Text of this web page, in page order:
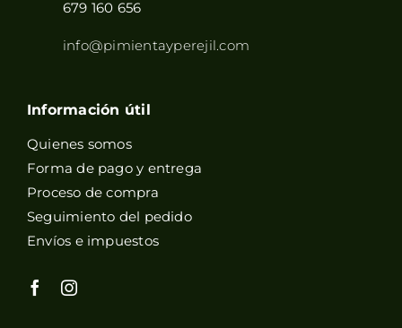
679 160 656
info@pimientayperejil.com
Información útil
Quienes somos
Forma de pago y entrega
Proceso de compra
Seguimiento del pedido
Envíos e impuestos